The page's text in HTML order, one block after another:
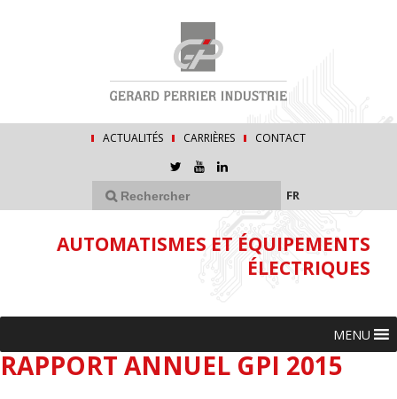
ACTUALITÉS CARRIÈRES CONTACT
FR
AUTOMATISMES ET ÉQUIPEMENTS
ÉLECTRIQUES
MENU
RAPPORT ANNUEL GPI 2015